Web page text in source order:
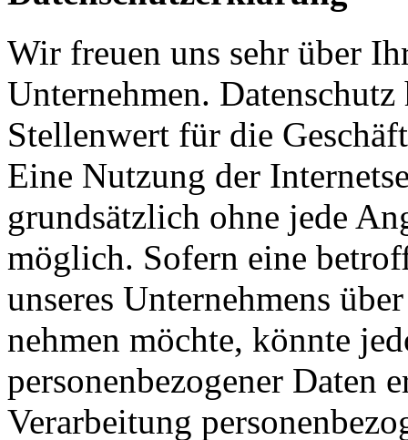
Wir freuen uns sehr über
Unternehmen.
Stellenwert für die
Eine Nutzung der
grundsätzlich ohne jede
möglich. Sofern eine
unseres Unternehmens
nehmen möchte, könnte
personenbezogener Daten
Verarbeitung